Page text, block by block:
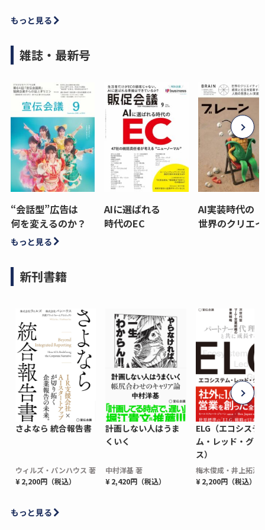
もっと見る
雑誌・最新号
“会話型”広告は
何を変えるのか？
AIに選ばれる
時代のEC
AI実装時代の
世界のクリエ
もっと見る
新刊書籍
さよなら 統合報告書
ウィルズ・パンハウス 著
¥ 2,200円（税込）
計画しない人はうま
くいく
中村洋基 著
¥ 2,420円（税込）
ELG（エコシステ
ム・レッド・グロ
ス）
梅木俊成・井上拓海
¥ 2,200円（税込）
もっと見る